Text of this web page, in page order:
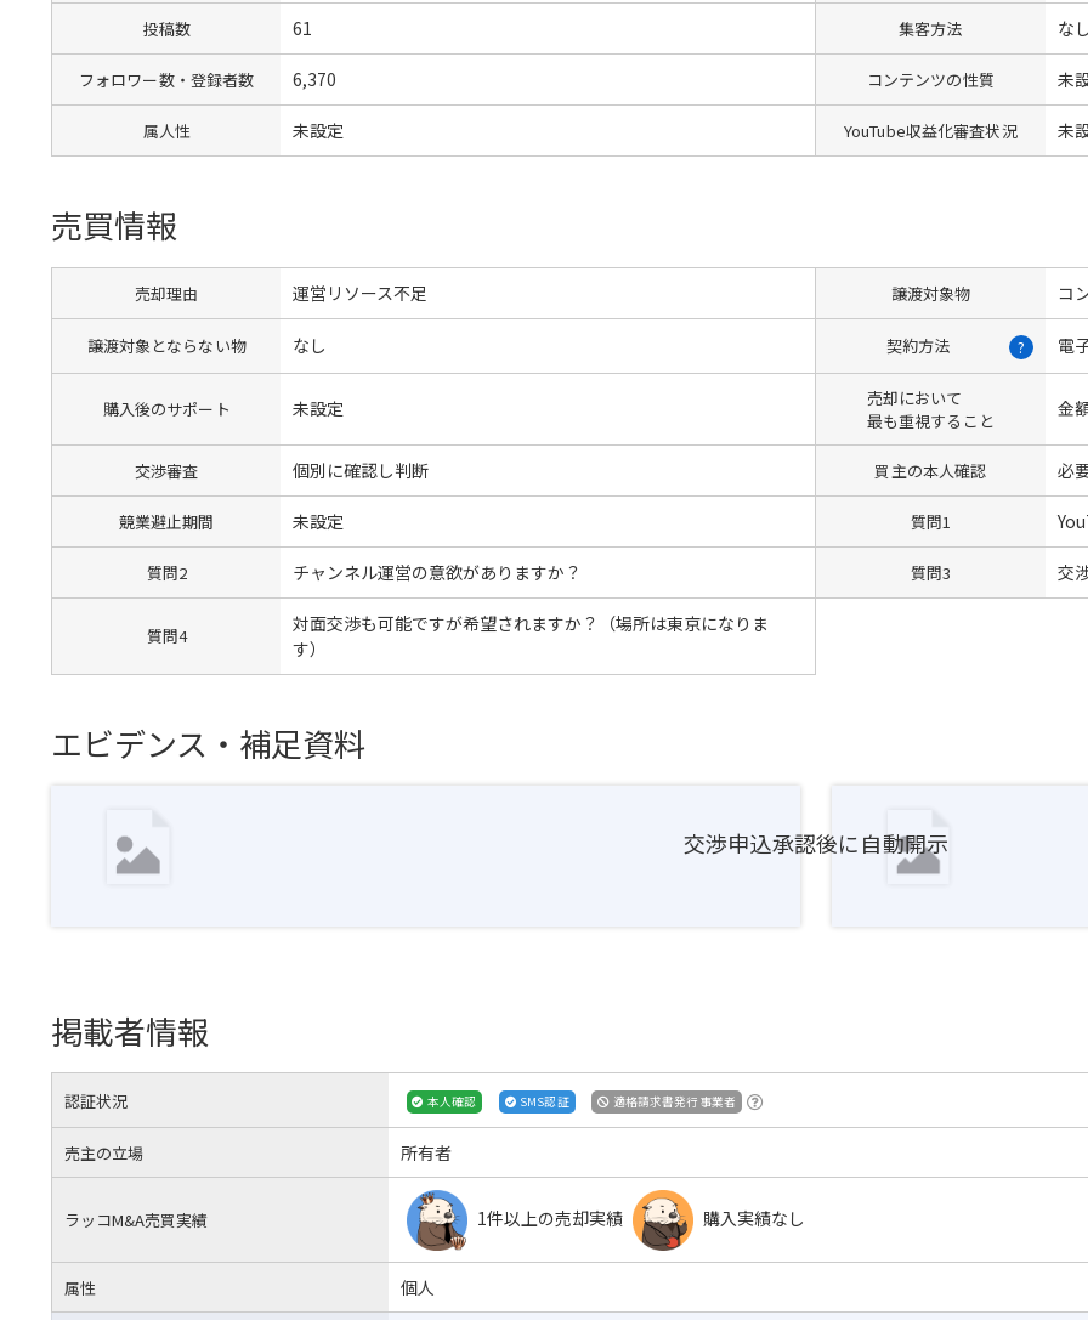
投稿数 61 集客方法 な
フォロワー数・登録者数 6,370 コンテンツの性質 未
属人性 未設定 YouTube収益化審査状況 未
売買情報
売却理由 運営リソース不足 譲渡対象物 コ
譲渡対象とならない物 なし 契約方法 ? 電
購入後のサポート 未設定
売却において
最も重視すること
金
交渉審査 個別に確認し判断 買主の本人確認 必
競業避止期間 未設定 質問1
質問2 チャンネル運営の意欲がありますか？ 質問3 交
質問4
対面交渉も可能ですが希望されますか？（場所は東京になりま
す）
エビデンス・補足資料
交渉申込承認後に自動開示
掲載者情報
認証状況 本人確認 SMS認証 適格請求書発行事業者
売主の立場 所有者
ラッコM&A売買実績 1件以上の売却実績 購入実績なし
属性 個人